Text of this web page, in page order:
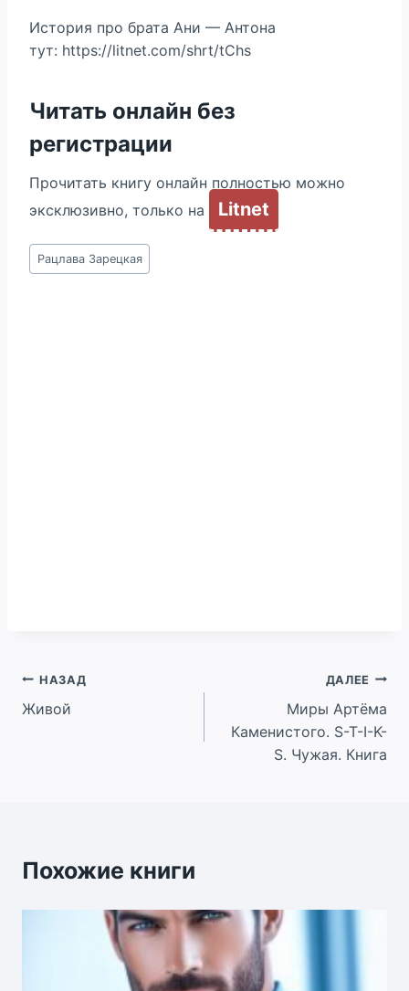
История про брата Ани — Антона
тут: https://litnet.com/shrt/tChs
Читать онлайн без
регистрации
Прочитать книгу онлайн полностью можно
эксклюзивно, только на
Litnet
Метки
записи:
Рацлава Зарецкая
Навигация
по
НАЗАД
Живой
ДАЛЕЕ
Миры Артёма
Каменистого. S-T-I-K-
S. Чужая. Книга
Похожие книги